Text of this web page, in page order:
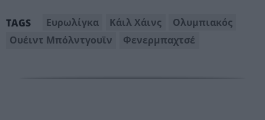
TAGS Ευρωλίγκα Κάιλ Χάινς
Ολυμπιακός
Ουέιντ Μπόλντγουϊν
Φενερμπαχτσέ